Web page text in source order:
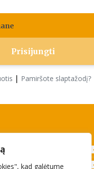
kad galėtume
| Pamiršote slaptažodį?